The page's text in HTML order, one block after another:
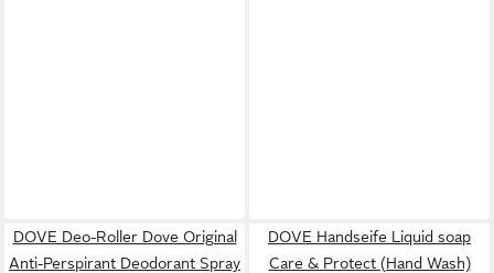
DOVE Deo-Roller Dove Original
Anti-Perspirant Deodorant Spray
DOVE Handseife Liquid soap
Care & Protect (Hand Wash)